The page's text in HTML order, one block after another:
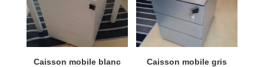
Caisson mobile blanc Caisson mobile gris